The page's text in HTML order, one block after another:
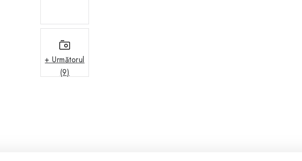
+ Următorul
(9)